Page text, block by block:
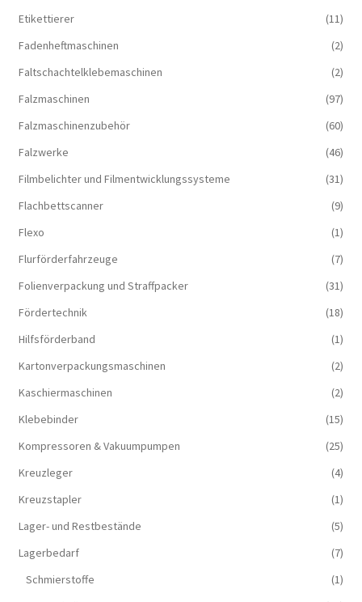
Etikettierer
(11)
Fadenheftmaschinen
(2)
Faltschachtelklebemaschinen
(2)
Falzmaschinen
(97)
Falzmaschinenzubehör
(60)
Falzwerke
(46)
Filmbelichter und Filmentwicklungssysteme
(31)
Flachbettscanner
(9)
Flexo
(1)
Flurförderfahrzeuge
(7)
Folienverpackung und Straffpacker
(31)
Fördertechnik
(18)
Hilfsförderband
(1)
Kartonverpackungsmaschinen
(2)
Kaschiermaschinen
(2)
Klebebinder
(15)
Kompressoren & Vakuum­pumpen
(25)
Kreuzleger
(4)
Kreuzstapler
(1)
Lager- und Restbestände
(5)
Lagerbedarf
(7)
Schmierstoffe
(1)